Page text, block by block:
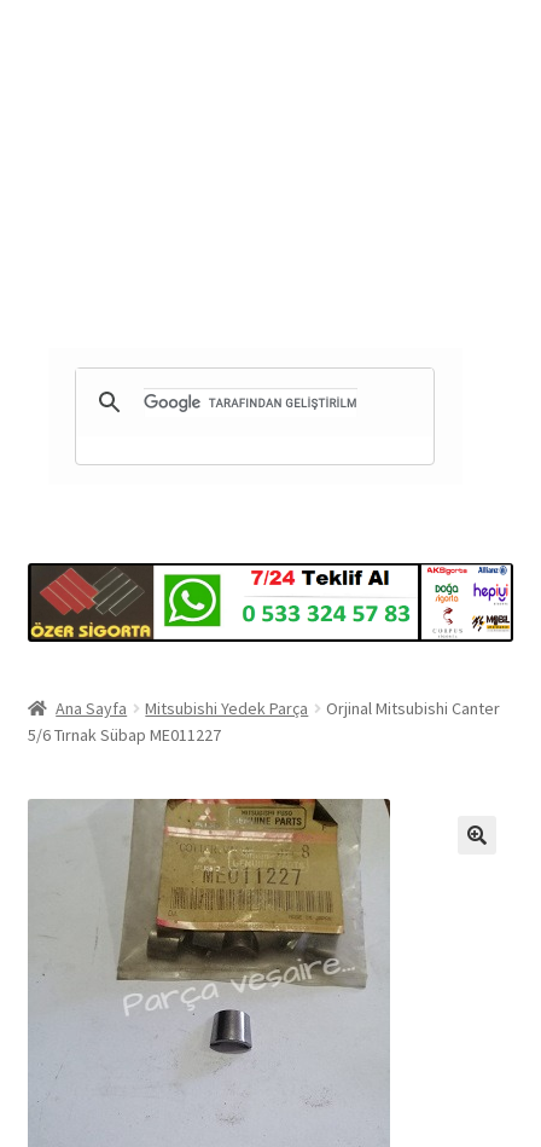
Ana Sayfa Mitsubishi Yedek Parça
Orjinal Mitsubishi Canter
5/6 Tırnak Sübap ME011227